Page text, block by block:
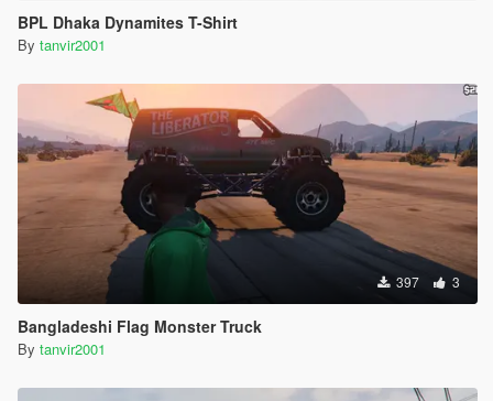
BPL Dhaka Dynamites T-Shirt
By tanvir2001
397 3
Bangladeshi Flag Monster Truck
By tanvir2001